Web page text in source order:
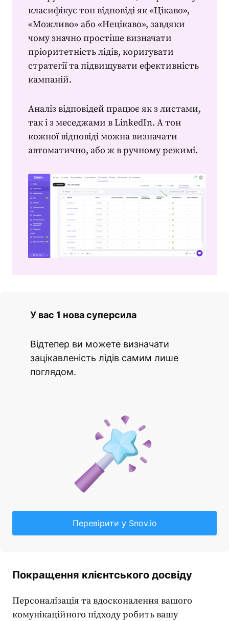
класифікує тон відповіді як «Цікаво»,
«Можливо» або «Нецікаво», завдяки
чому значно простіше визначати
пріоритетність лідів, коригувати
стратегії та підвищувати ефективність
кампаній.
Аналіз відповідей працює як з листами,
так і з меседжами в LinkedIn. А тон
кожної відповіді можна визначати
автоматично, або ж в ручному режимі.
У вас 1 нова суперсила
Відтепер ви можете визначати
зацікавленість лідів самим лише
поглядом.
Перевірити у Snov.io
Покращення клієнтського досвіду
Персоналізація та вдосконалення вашого
комунікаційного підходу робить вашу